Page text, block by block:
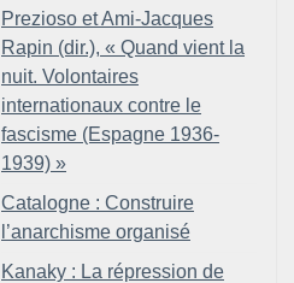
Prezioso et Ami-Jacques
Rapin (dir.), « Quand vient la
nuit. Volontaires
internationaux contre le
fascisme (Espagne 1936-
1939) »
Catalogne : Construire
l’anarchisme organisé
Kanaky : La répression de